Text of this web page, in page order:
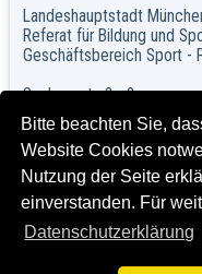
Bitte beachten Sie,
Website Cookies
Nutzung der Seite
einverstanden. Für
Datenschutzerklärung
Landeshauptstadt
Referat für Bildung und
Geschäftsbereich Sport -
Sachsenstraße 2
81543 München
www.sport-muenchen.de
Herausgeber: